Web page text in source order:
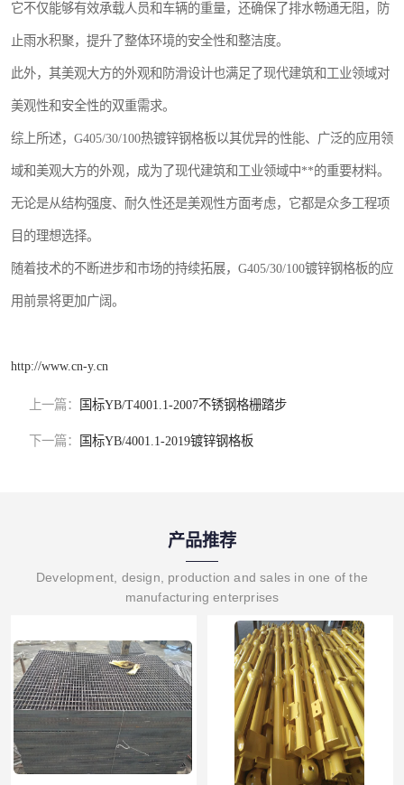
它不仅能够有效承载人员和车辆的重量，还确保了排水畅通无阻，防
止雨水积聚，提升了整体环境的安全性和整洁度。
此外，其美观大方的外观和防滑设计也满足了现代建筑和工业领域对
美观性和安全性的双重需求。
综上所述，G405/30/100热镀锌钢格板以其优异的性能、广泛的应用领
域和美观大方的外观，成为了现代建筑和工业领域中**的重要材料。
无论是从结构强度、耐久性还是美观性方面考虑，它都是众多工程项
目的理想选择。
随着技术的不断进步和市场的持续拓展，G405/30/100镀锌钢格板的应
用前景将更加广阔。
http://www.cn-y.cn
上一篇： 国标YB/T4001.1-2007不锈钢格栅踏步
下一篇： 国标YB/4001.1-2019镀锌钢格板
产品推荐
Development, design, production and sales in one of the
manufacturing enterprises